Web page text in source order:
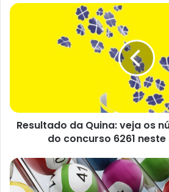
Paulo. E começa a partir das 20h,
demais loterias da Caixa Econômica
Como ganhar na
Resultado da Quina: veja os
do concurso 6261